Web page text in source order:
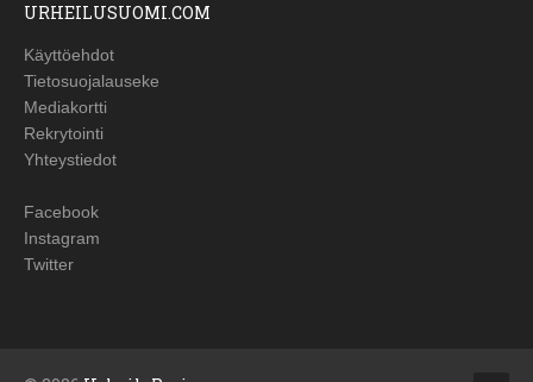
URHEILUSUOMI.COM
Käyttöehdot
Tietosuojalauseke
Mediakortti
Rekrytointi
Yhteystiedot
Facebook
Instagram
Twitter